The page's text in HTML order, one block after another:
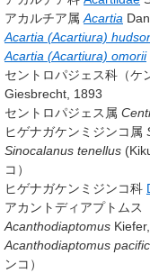
アカルチア属Acartia
Acartia (Acartiura)
Acartia (Acartiura) omorii
セントロパジェス科（ケ
Giesbrecht, 1893
セントロパジェス属
ヒゲナガケンミジンコ属
Sinocalanus tenellus
コ）
ヒゲナガケンミジンコ科
アカントディアプトムス
Acanthodiaptomus
Acanthodiaptomus
ンコ）